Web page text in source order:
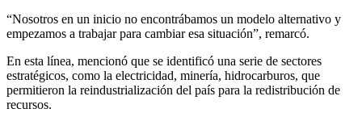
“Nosotros en un inicio no encontrábamos un modelo alternativo y
empezamos a trabajar para cambiar esa situación”, remarcó.
En esta línea, mencionó que se identificó una serie de sectores
estratégicos, como la electricidad, minería, hidrocarburos, que
permitieron la reindustrialización del país para la redistribución de
recursos.